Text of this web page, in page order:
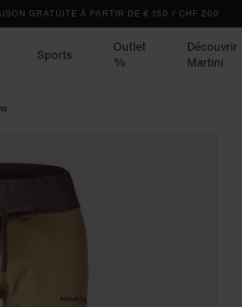
GRATUITE À PARTIR DE € 150 / CHF 200
Sports
Outlet
%
Découvrir
Martini